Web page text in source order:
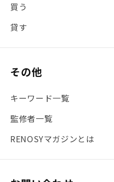
買う
貸す
その他
キーワード一覧
監修者一覧
RENOSYマガジンとは